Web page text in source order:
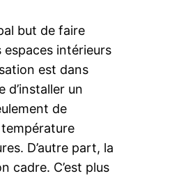
but de faire
intérieurs
est dans
d’installer un
de
D’autre part, la
cadre. C’est plus